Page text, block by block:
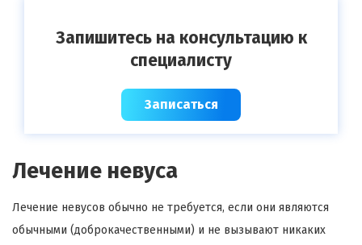
Запишитесь на консультацию к
специалисту
Записаться
Лечение невуса
Лечение невусов обычно не требуется, если они являются
обычными (доброкачественными) и не вызывают никаких